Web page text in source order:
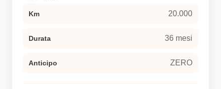
Km 20.000
Durata 36 mesi
Anticipo ZERO